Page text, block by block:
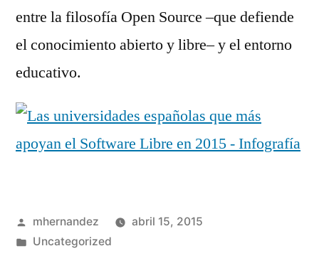
entre la filosofía Open Source –que defiende
el conocimiento abierto y libre– y el entorno
educativo.
Publicado
por
mhernandez
abril 15, 2015
Publicado
Uncategorized